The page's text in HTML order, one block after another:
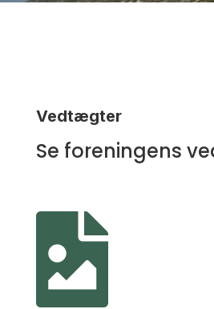
Vedtægter
Se foreningens
